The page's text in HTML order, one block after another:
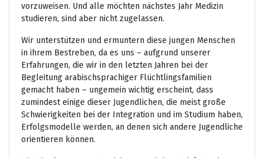
vorzuweisen. Und alle möchten nächstes Jahr Medizin
studieren, sind aber nicht zugelassen.
Wir unterstützen und ermuntern diese jungen Menschen
in ihrem Bestreben, da es uns – aufgrund unserer
Erfahrungen, die wir in den letzten Jahren bei der
Begleitung arabischsprachiger Flüchtlingsfamilien
gemacht haben – ungemein wichtig erscheint, dass
zumindest einige dieser Jugendlichen, die meist große
Schwierigkeiten bei der Integration und im Studium haben,
Erfolgsmodelle werden, an denen sich andere Jugendliche
orientieren können.